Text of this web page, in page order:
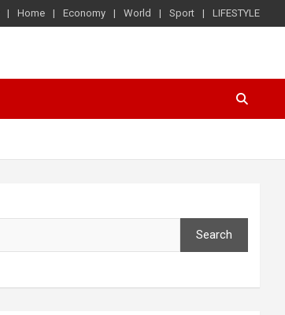
Home Economy World Sport LIFESTYLE
Search